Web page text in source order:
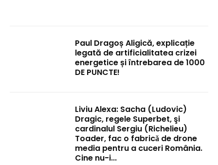
Paul Dragoș Aligică, explicație
legată de artificialitatea crizei
energetice și întrebarea de 1000
DE PUNCTE!
Liviu Alexa: Sacha (Ludovic)
Dragic, regele Superbet, şi
cardinalul Sergiu (Richelieu)
Toader, fac o fabricǎ de drone
media pentru a cuceri România.
Cine nu-i...